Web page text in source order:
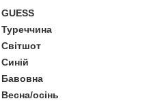
GUESS
Туреччина
Світшот
Синій
Бавовна
Весна/осінь